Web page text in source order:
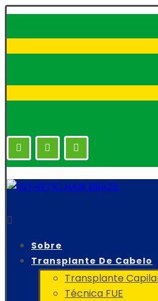
Sobre
Transplante De Cabelo
Transplante
Técnica FUE